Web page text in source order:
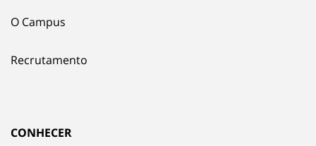
O Campus
Recrutamento
CONHECER